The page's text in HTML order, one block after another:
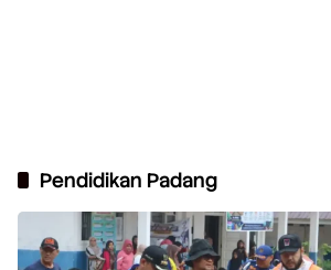
Pendidikan Padang